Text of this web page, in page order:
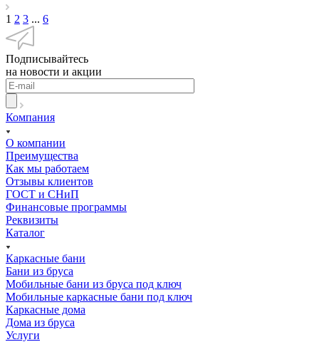
1 2 3 ... 6
Подписывайтесь
на новости и акции
Компания
О компании
Преимущества
Как мы работаем
Отзывы клиентов
ГОСТ и СНиП
Финансовые программы
Реквизиты
Каталог
Каркасные бани
Бани из бруса
Мобильные бани из бруса под ключ
Мобильные каркасные бани под ключ
Каркасные дома
Дома из бруса
Услуги